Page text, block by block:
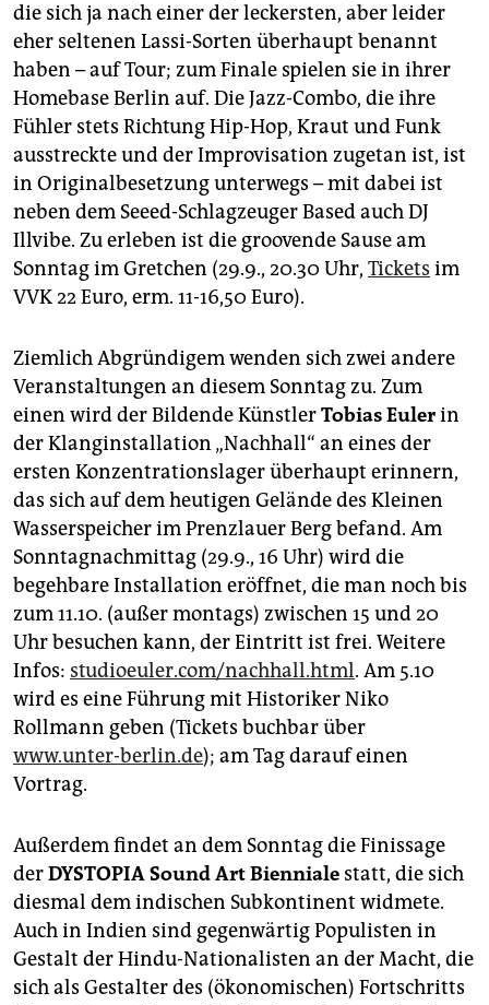
die sich ja nach einer der leckersten, aber leider
eher seltenen Lassi-Sorten überhaupt benannt
haben – auf Tour; zum Finale spielen sie in ihrer
Homebase Berlin auf. Die Jazz-Combo, die ihre
Fühler stets Richtung Hip-Hop, Kraut und Funk
ausstreckte und der Improvisation zugetan ist, ist
in Originalbesetzung unterwegs – mit dabei ist
neben dem Seeed-Schlagzeuger Based auch DJ
Illvibe. Zu erleben ist die groovende Sause am
Sonntag im Gretchen (29.9., 20.30 Uhr, Tickets im
VVK 22 Euro, erm. 11-16,50 Euro).
Ziemlich Abgründigem wenden sich zwei andere
Veranstaltungen an diesem Sonntag zu. Zum
einen wird der Bildende KünstlerTobias Eulerin
der Klanginstallation „Nachhall“ an eines der
ersten Konzentrationslager überhaupt erinnern,
das sich auf dem heutigen Gelände des Kleinen
Wasserspeicher im Prenzlauer Berg befand. Am
Sonntagnachmittag (29.9., 16 Uhr) wird die
begehbare Installation eröffnet, die man noch bis
zum 11.10. (außer montags) zwischen 15 und 20
Uhr besuchen kann, der Eintritt ist frei. Weitere
Infos: studioeuler.com/nachhall.html. Am 5.10
wird es eine Führung mit Historiker Niko
Rollmann geben (Tickets buchbar über
www.unter-berlin.de); am Tag darauf einen
Vortrag.
Außerdem findet an dem Sonntag die Finissage
derDYSTOPIA Sound Art Bienniale statt, die sich
diesmal dem indischen Subkontinent widmete.
Auch in Indien sind gegenwärtig Populisten in
Gestalt der Hindu-Nationalisten an der Macht, die
sich als Gestalter des (ökonomischen) Fortschritts